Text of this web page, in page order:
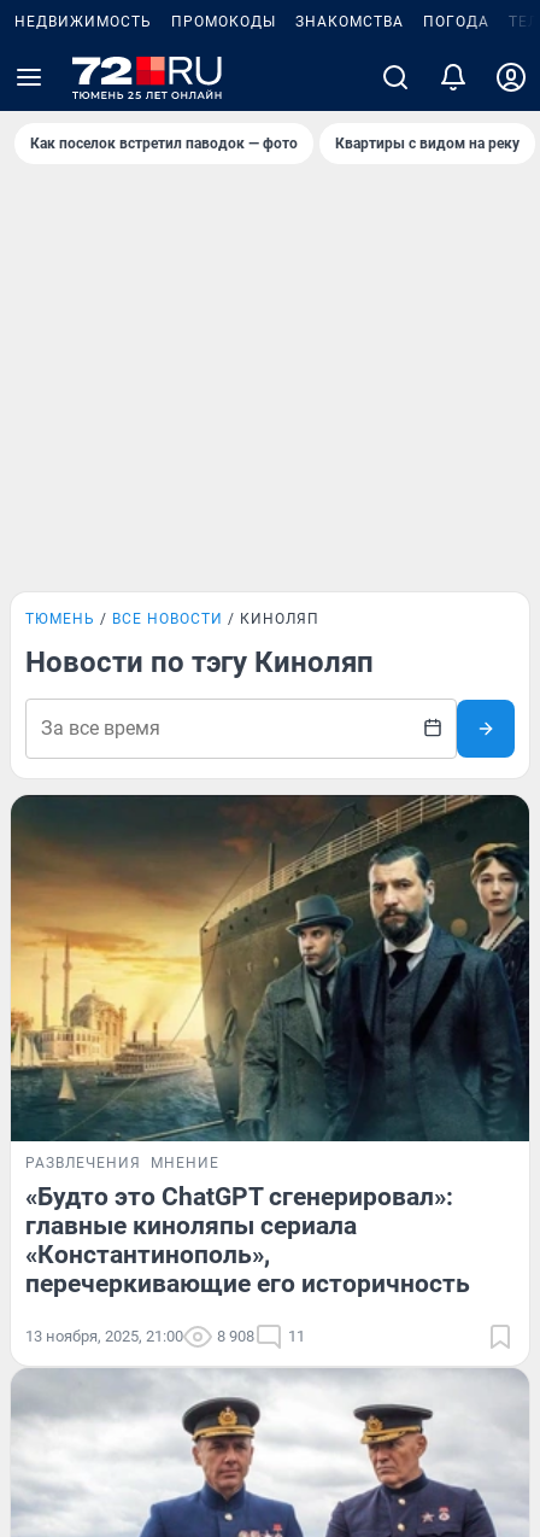
НЕДВИЖИМОСТЬ ПРОМОКОДЫ ЗНАКОМСТВА ПОГОДА
Как поселок встретил паводок — фото Квартиры с видом на реку
ТЮМЕНЬ ВСЕ НОВОСТИ КИНОЛЯП
Новости по тэгу Киноляп
РАЗВЛЕЧЕНИЯ МНЕНИЕ
«Будто это ChatGPT сгенерировал»:
главные киноляпы сериала
«Константинополь»,
перечеркивающие его историчность
13 ноября, 2025, 21:00 8 908 11